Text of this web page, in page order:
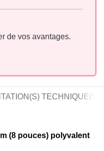
de vos avantages.
TECHNIQUE(S)
(8 pouces) polyvalent